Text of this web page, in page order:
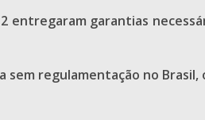
entregaram garantias
regulamentação no